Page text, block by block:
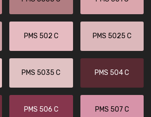
PMS 502 C PMS 5025 C
PMS 5035 C PMS 504 C
PMS 506 C PMS 507 C